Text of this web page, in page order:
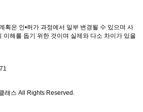
획은 인•허가 과정에서 일부 변경될 수 있으며 사
이해를 돕기 위한 것이며 실제와 다소 차이가 있을
래스 All Rights Reserved.